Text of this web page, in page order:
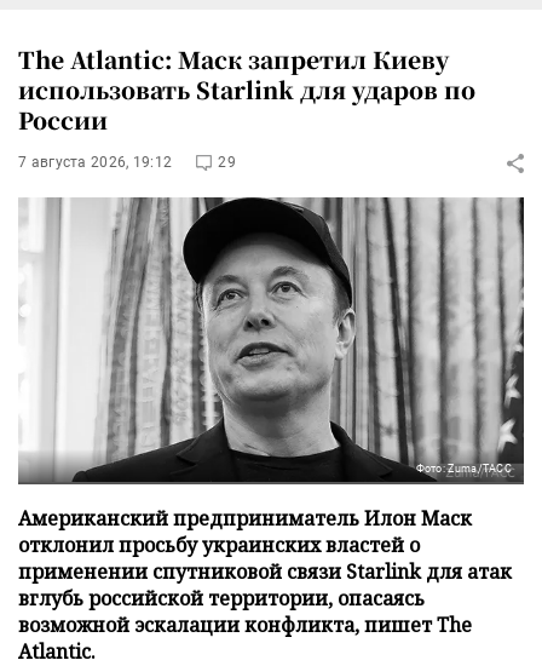
The Atlantic: Маск запретил Киеву
использовать Starlink для ударов по
России
7 августа 2026, 19:12 29
Фото: Zuma/ТАСС
Американский предприниматель Илон Маск
отклонил просьбу украинских властей о
применении спутниковой связи Starlink для атак
вглубь российской территории, опасаясь
возможной эскалации конфликта, пишет The
Atlantic.